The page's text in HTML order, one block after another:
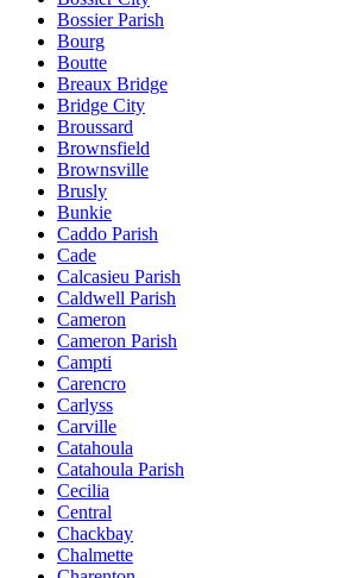
Bossier Parish
Bourg
Boutte
Breaux Bridge
Bridge City
Broussard
Brownsfield
Brownsville
Brusly
Bunkie
Caddo Parish
Cade
Calcasieu Parish
Caldwell Parish
Cameron
Cameron Parish
Campti
Carencro
Carlyss
Carville
Catahoula
Catahoula Parish
Cecilia
Central
Chackbay
Chalmette